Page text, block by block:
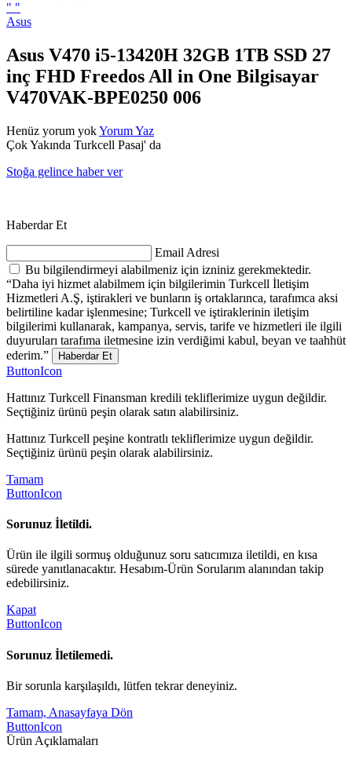
" "
Asus
Asus V470 i5-13420H 32GB 1TB SSD 27
inç FHD Freedos All in One Bilgisayar
V470VAK-BPE0250 006
Henüz yorum yokYorum Yaz
Çok Yakında Turkcell Pasaj' da
Stoğa gelince haber ver
Haberdar Et
Email Adresi
Bu bilgilendirmeyi alabilmeniz için izniniz gerekmektedir.
“Daha iyi hizmet alabilmem için bilgilerimin Turkcell İletişim
Hizmetleri A.Ş, iştirakleri ve bunların iş ortaklarınca, tarafımca aksi
belirtiline kadar işlenmesine; Turkcell ve iştiraklerinin iletişim
bilgilerimi kullanarak, kampanya, servis, tarife ve hizmetleri ile ilgili
duyuruları tarafıma iletmesine izin verdiğimi kabul, beyan ve taahhüt
ederim.”
Haberdar Et
ButtonIcon
Hattınız Turkcell Finansman kredili tekliflerimize uygun değildir.
Seçtiğiniz ürünü peşin olarak satın alabilirsiniz.
Hattınız Turkcell peşine kontratlı tekliflerimize uygun değildir.
Seçtiğiniz ürünü peşin olarak alabilirsiniz.
Tamam
ButtonIcon
Sorunuz İletildi.
Ürün ile ilgili sormuş olduğunuz soru satıcımıza iletildi, en kısa
sürede yanıtlanacaktır. Hesabım-Ürün Sorularım alanından takip
edebilirsiniz.
Kapat
ButtonIcon
Sorunuz İletilemedi.
Bir sorunla karşılaşıldı, lütfen tekrar deneyiniz.
Tamam, Anasayfaya Dön
ButtonIcon
Ürün Açıklamaları